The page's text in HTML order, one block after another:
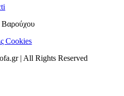
Βαρούχου
Cookies
| All Rights Reserved